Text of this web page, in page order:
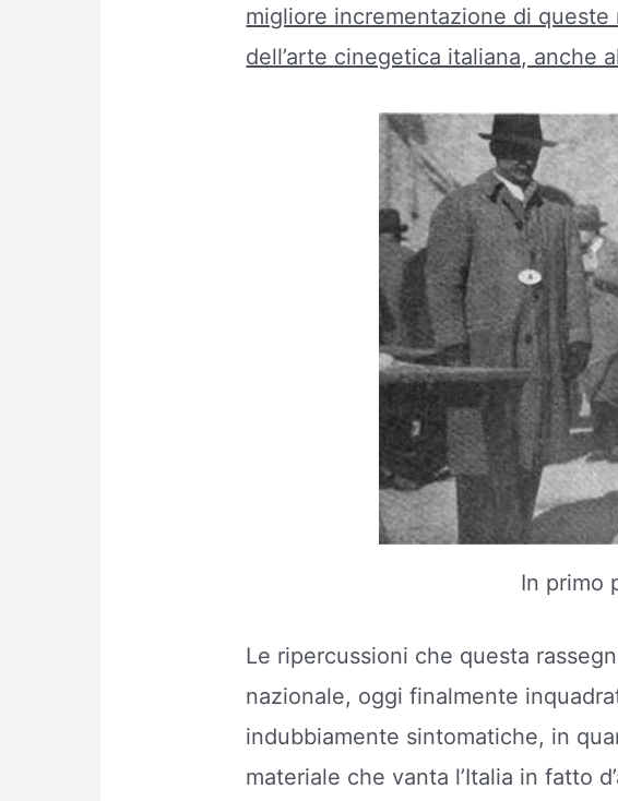
migliore incrementazione di
dell’arte cinegetica italiana, anche
In primo
Le ripercussioni che questa
nazionale, oggi finalmente
indubbiamente sintomatiche, in
materiale che vanta l’Italia in fatto